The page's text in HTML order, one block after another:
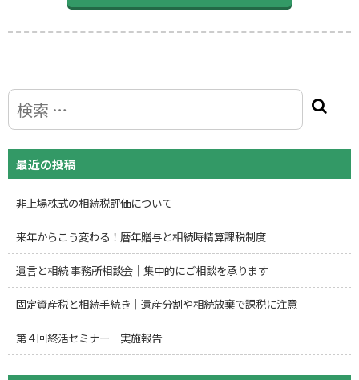
最近の投稿
非上場株式の相続税評価について
来年からこう変わる！暦年贈与と相続時精算課税制度
遺言と相続 事務所相談会｜集中的にご相談を承ります
固定資産税と相続手続き｜遺産分割や相続放棄で課税に注意
第４回終活セミナー｜実施報告